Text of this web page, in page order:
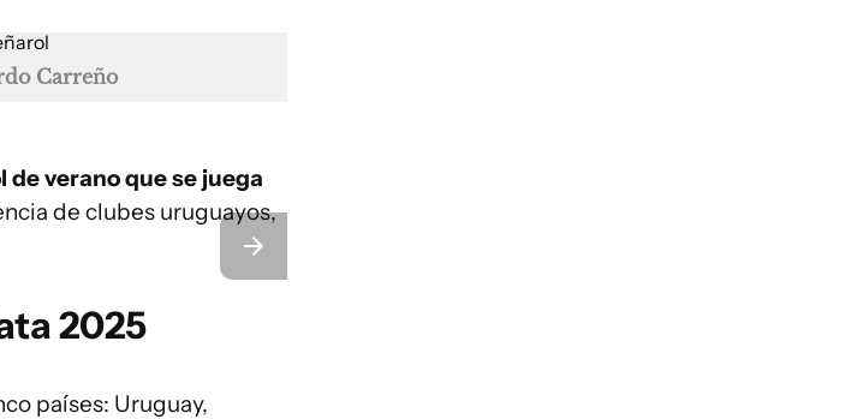
Carreño
verano que se juega
de clubes uruguayos,
2025
países: Uruguay,